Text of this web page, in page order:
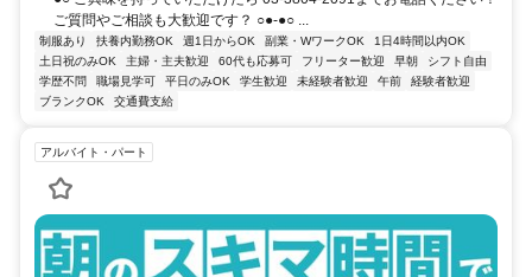
ご質問やご相談も大歓迎です？ ○●-●○ ...
制服あり 扶養内勤務OK 週1日からOK 副業・WワークOK
1日4時間以内OK
土日祝のみOK
主婦・主夫歓迎 60代も応募可 フリーター歓迎 早朝
シフト自由
学歴不問
職場見学可 平日のみOK 学生歓迎 未経験者歓迎 午前
経験者歓迎
ブランクOK
交通費支給
アルバイト・パート